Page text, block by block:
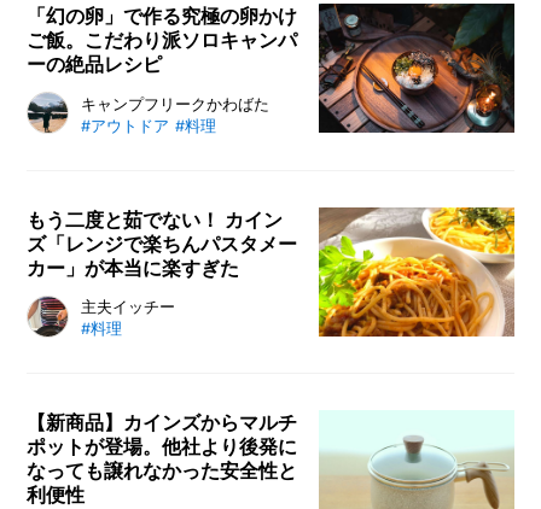
で人気を集め、近年はカインズにも
進出を果たしています。そんなジャ
ンクガレッジが「ほぼ埼玉ローカ
ル」であることには、意外な理由
が……？
「幻の卵」で作る究極の卵かけ
ご飯。こだわり派ソロキャンパ
ーの絶品レシピ
キャンプといえば焚火を使った豪快
な料理もいいけれど、静かな森の中
を使って“究極の卵かけご飯”を作っ
てみよう。愛用のメスティンで炊い
たごはんと究極の卵に合わせたトッ
ピングも紹介。みなさんも大自然の
中で自分なりの究極の卵かけご飯を
キャンプフリークかわばた
#アウトドア #料理
もう二度と茹でない！ カイン
ズ「レンジで楽ちんパスタメー
カー」が本当に楽すぎた
面倒なお湯沸かしは一切不要！ レ
ンジでチンするだけでパスタがしっ
の注意点までレポート。パスタの茹
で上がり具合まで詳細にお伝えしま
す。
主夫イッチー
#料理
【新商品】カインズからマルチ
ポットが登場。他社より後発に
なっても譲れなかった安全性と
利便性